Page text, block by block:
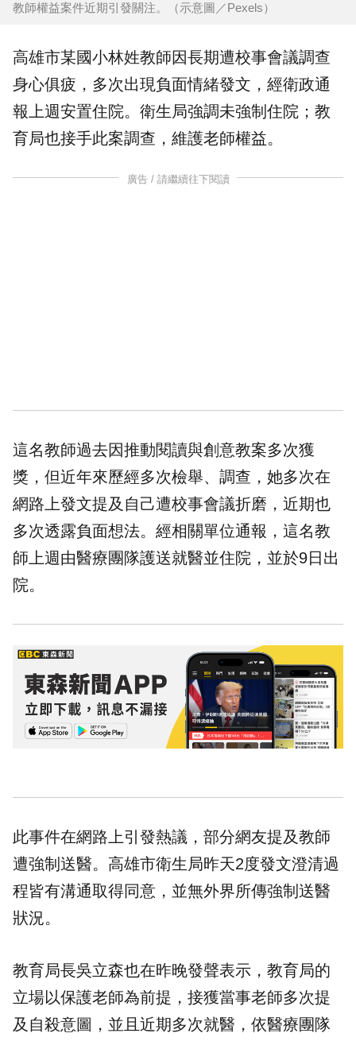
教師權益案件近期引發關注。（示意圖／Pexels）
高雄市某國小林姓教師因長期遭校事會議調查
身心俱疲，多次出現負面情緒發文，經衛政通
報上週安置住院。 衛生局強調未強制住院； 教
育局也接手此案調查，維護老師權益。
廣告 / 請繼續往下閱讀
這名教師過去因推動閱讀與創意教案多次獲
獎，但近年來歷經多次檢舉、調查，她多次在
網路上發文提及自己遭校事會議折磨，近期也
多次透露負面想法。經相關單位通報，這名教
師上週由醫療團隊護送就醫並住院，並於9日出
院。
此事件在網路上引發熱議，部分網友提及教師
遭強制送醫。高雄市衛生局昨天2度發文澄清過
程皆有溝通取得同意，並無外界所傳強制送醫
狀況。
教育局長吳立森也在昨晚發聲表示，教育局的
立場以保護老師為前提，接獲當事老師多次提
及自殺意圖，並且近期多次就醫，依醫療團隊